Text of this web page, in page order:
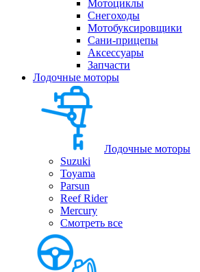
Мотоциклы
Снегоходы
Мотобуксировщики
Сани-прицепы
Аксессуары
Запчасти
Лодочные моторы
Лодочные моторы
Suzuki
Toyama
Parsun
Reef Rider
Mercury
Смотреть все